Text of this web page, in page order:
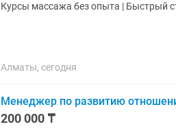
Курсы массажа без опыта | Быстрый
Алматы, сегодня
Менеджер по развитию
200 000 ₸